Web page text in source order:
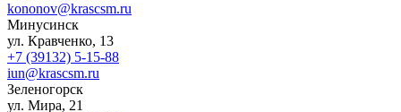
kononov@krascsm.ru
Минусинск
ул. Кравченко, 13
+7 (39132) 5-15-88
iun@krascsm.ru
Зеленогорск
ул. Мира, 21